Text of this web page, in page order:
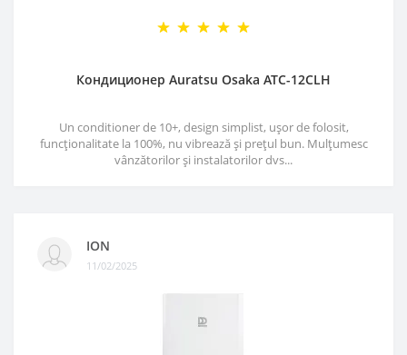
Кондиционер Auratsu Osaka ATC-12CLH
Un conditioner de 10+, design simplist, ușor de folosit,
funcționalitate la 100%, nu vibrează și prețul bun. Mulțumesc
vânzătorilor și instalatorilor dvs...
ION
11/02/2025